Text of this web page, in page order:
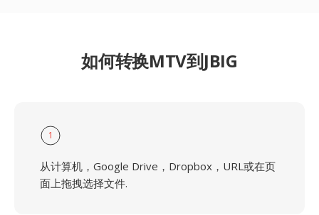
如何转换MTV到JBIG
1
从计算机，Google Drive，Dropbox，URL或在页
面上拖拽选择文件.